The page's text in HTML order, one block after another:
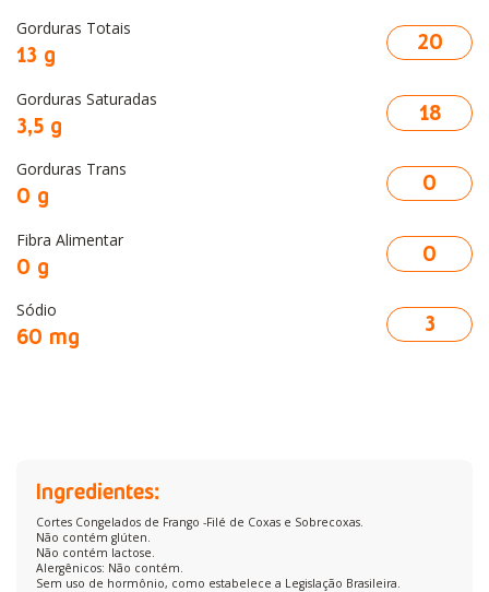
Gorduras Totais
13 g 20
Gorduras Saturadas
3,5 g 18
Gorduras Trans
0 g 0
Fibra Alimentar
0 g 0
Sódio
60 mg 3
Ingredientes:
Cortes Congelados de Frango -Filé de Coxas e Sobrecoxas.
Não contém glúten.
Não contém lactose.
Alergênicos: Não contém.
Sem uso de hormônio, como estabelece a Legislação Brasileira.